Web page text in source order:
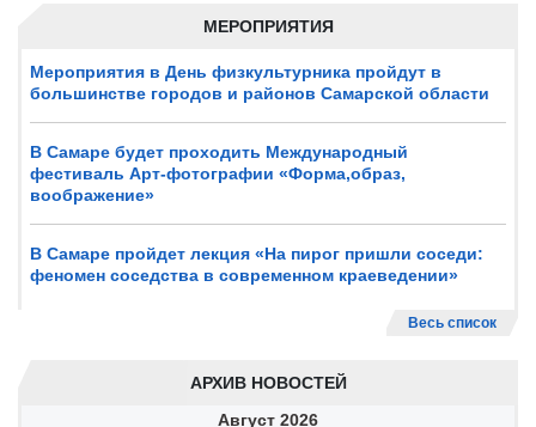
МЕРОПРИЯТИЯ
Мероприятия в День физкультурника пройдут в
большинстве городов и районов Самарской области
В Самаре будет проходить Международный
фестиваль Арт-фотографии «Форма,образ,
воображение»
В Самаре пройдет лекция «На пирог пришли соседи:
феномен соседства в современном краеведении»
Весь список
АРХИВ НОВОСТЕЙ
Август 2026